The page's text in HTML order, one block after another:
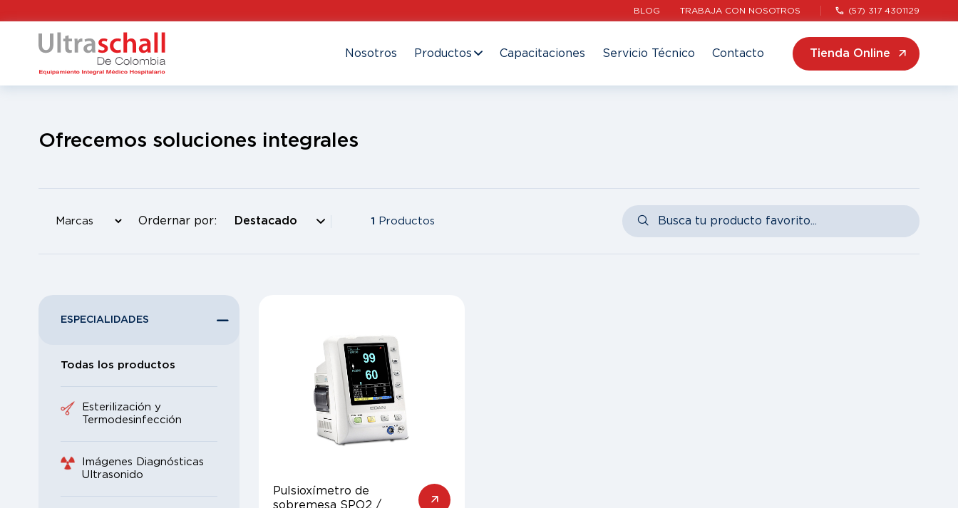
BLOG TRABAJA CON NOSOTROS (57) 317 4301129
Nosotros Productos Capacitaciones Servicio Técnico Contacto Tienda Online
Ofrecemos soluciones integrales
Ordernar por: 1 Productos
ESPECIALIDADES
Todas los productos
Esterilización y
Termodesinfección
Imágenes Diagnósticas
Ultrasonido
Pulsioxímetro de
sobremesa SPO2 /